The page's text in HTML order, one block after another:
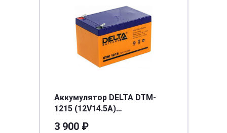
Аккумулятор DELTA DTM-
1215 (12V14.5A)
3 900 ₽